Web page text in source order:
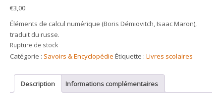
€3,00
Éléments de calcul numérique (Boris Démiovitch, Isaac Maron),
traduit du russe.
Rupture de stock
Catégorie : Savoirs & Encyclopédie Étiquette : Livres scolaires
Description Informations complémentaires